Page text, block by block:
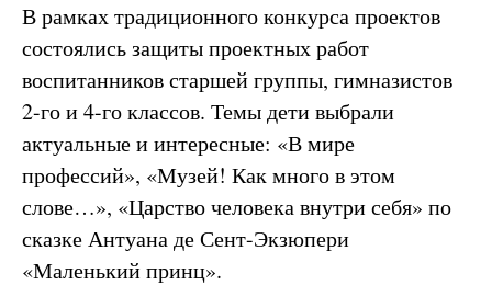
В рамках традиционного конкурса проектов
состоялись защиты проектных работ
воспитанников старшей группы, гимназистов
2-го и 4-го классов. Темы дети выбрали
актуальные и интересные: «В мире
профессий», «Музей! Как много в этом
слове…», «Царство человека внутри себя» по
сказке Антуана де Сент-Экзюпери
«Маленький принц».